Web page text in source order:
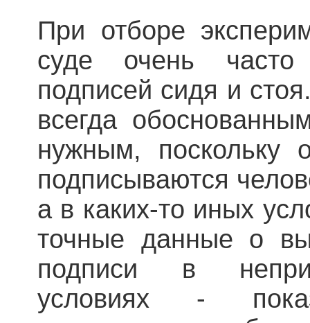
При отборе
суде очень часто
подписей сидя и
всегда
нужным, поскольку
подписываются
а в каких-то иных
точные данные о
подписи в
условиях -